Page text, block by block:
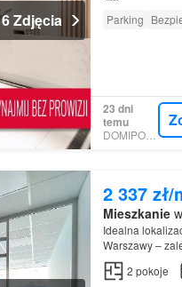
6 Zdjęcia
Parking
23 dni
temu
DOMIPORTA
2 337
Mieszkanie
Idealna
Warszawy –
2 pokoje